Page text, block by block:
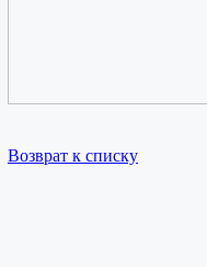
Возврат к списку